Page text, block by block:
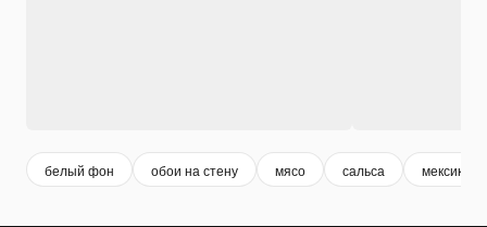
белый фон обои на стену мясо сальса